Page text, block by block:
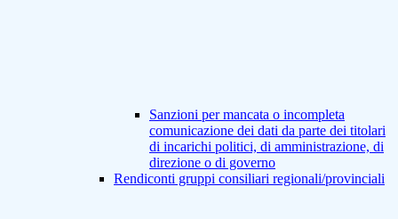
Sanzioni per mancata o incompleta
comunicazione dei dati da parte dei titolari
di incarichi politici, di amministrazione, di
direzione o di governo
Rendiconti gruppi consiliari regionali/provinciali